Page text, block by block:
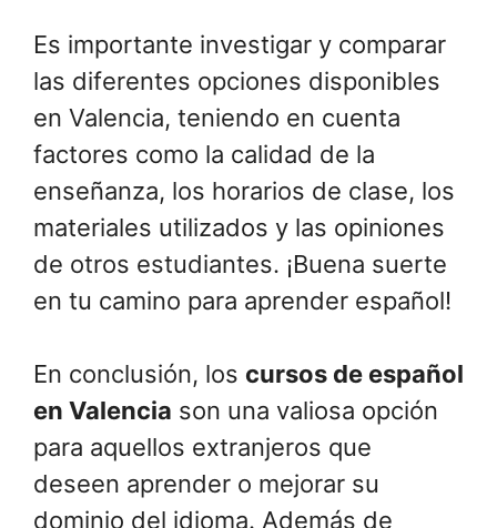
Es importante investigar y comparar
las diferentes opciones disponibles
en Valencia, teniendo en cuenta
factores como la calidad de la
enseñanza, los horarios de clase, los
materiales utilizados y las opiniones
de otros estudiantes. ¡Buena suerte
en tu camino para aprender español!
En conclusión, los cursos de español
en Valencia son una valiosa opción
para aquellos extranjeros que
deseen aprender o mejorar su
dominio del idioma. Además de